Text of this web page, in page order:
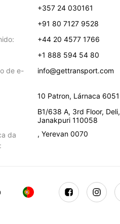
+357 24 030161
+91 80 7127 9528
+44 20 4577 1766
+1 888 594 54 80
de e-
info@gettransport.com
10 Patron, Lárnaca 6051
B1/638 A, 3rd Floor, Deli,
Janakpuri 110058
da
, Yerevan 0070